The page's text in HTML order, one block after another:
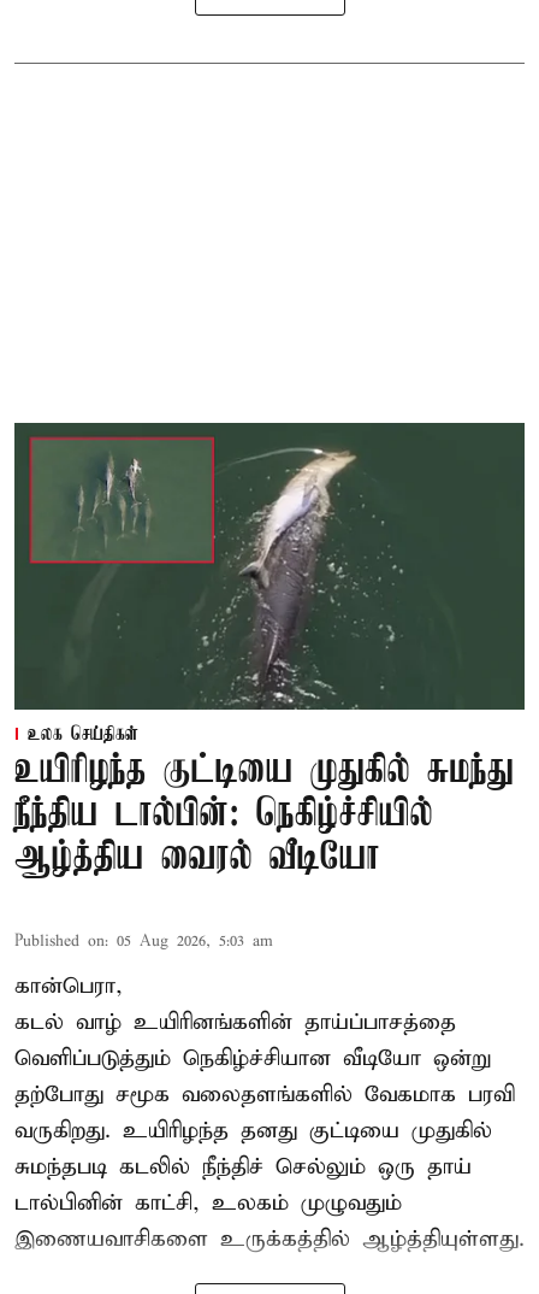
உலக செய்திகள்
உயிரிழந்த குட்டியை முதுகில் சுமந்து
நீந்திய டால்பின்: நெகிழ்ச்சியில்
ஆழ்த்திய வைரல் வீடியோ
Published on: 05 Aug 2026, 5:03 am
கான்பெரா,
கடல் வாழ் உயிரினங்களின் தாய்ப்பாசத்தை
வெளிப்படுத்தும் நெகிழ்ச்சியான வீடியோ ஒன்று
தற்போது சமூக வலைதளங்களில் வேகமாக பரவி
வருகிறது. உயிரிழந்த தனது குட்டியை முதுகில்
சுமந்தபடி கடலில் நீந்திச் செல்லும் ஒரு தாய்
டால்பினின் காட்சி, உலகம் முழுவதும்
இணையவாசிகளை உருக்கத்தில் ஆழ்த்தியுள்ளது.